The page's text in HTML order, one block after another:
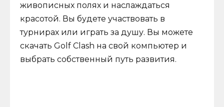
живописных полях и наслаждаться
красотой. Вы будете участвовать в
турнирах или играть за душу. Вы можете
скачать Golf Clash на свой компьютер и
выбрать собственный путь развития.